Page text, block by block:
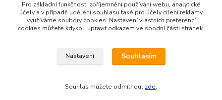
Bohunka Budínová
(Po-Pá - 9:00-17:00hod, So 8:00-12:00hod)
Pro základní funkčnost, zpříjemnění používání webu, analytické
účely a v případě udělení souhlasu také pro účely cílení reklamy
využíváme soubory cookies. Nastavení vlastních preferencí
cookies můžete kdykoli upravit odkazem ve spodní části stránek.
Nastavení Souhlasím
Souhlas můžete odmítnout zde.